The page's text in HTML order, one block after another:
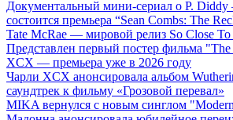
Документальный мини-сериал о P.
состоится премьера “Sean Combs: The
Tate McRae — мировой релиз So Close To
Представлен первый постер фильма
XCX — премьера уже в 2026 году
Чарли XCX анонсировала альбом
саундтрек к фильму «Грозовой перевал»
MIKA вернулся с новым синглом